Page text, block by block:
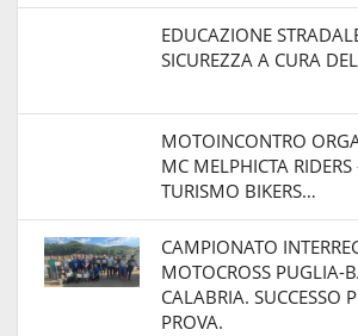
EDUCAZIONE
SICUREZZA A CURA
MOTOINCONTRO
MC MELPHICTA
TURISMO BIKERS…
CAMPIONATO
MOTOCROSS PUGLIA-
CALABRIA. SUCCESSO
PROVA.